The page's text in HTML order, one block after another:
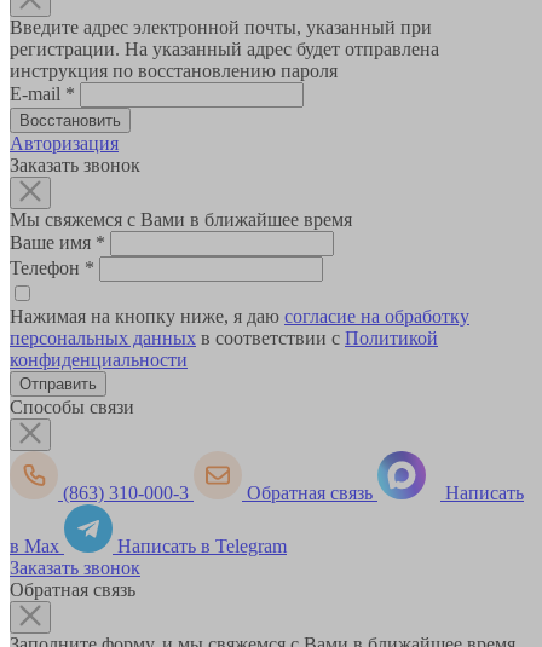
Введите адрес электронной почты, указанный при
регистрации. На указанный адрес будет отправлена
инструкция по восстановлению пароля
E-mail *
Авторизация
Заказать звонок
Мы свяжемся с Вами в ближайшее время
Ваше имя *
Телефон *
Нажимая на кнопку ниже, я даю согласие на обработку
персональных данных в соответствии с Политикой
конфиденциальности
Способы связи
(863) 310-000-3 Обратная связь Написать
в Max
Написать в Telegram
Заказать звонок
Обратная связь